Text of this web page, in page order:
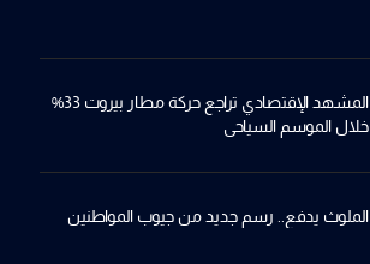
المشهد الإقتصادي تراجع حركة مطار بيروت 33%
خلال الموسم السياحي
الملوث يدفع.. رسم جديد من جيوب المواطنين